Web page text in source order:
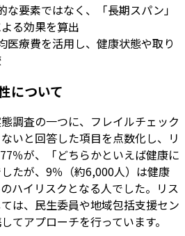
な要素ではなく、「長期スパン」
る効果を算出
医療費を活用し、健康状態や取り
について
調査の一つに、フレイルチェック
いと回答した項目を点数化し、リ
％が、「どちらかといえば健康に
たが、9％（約6,000人）は健康
ハイリスクとなる人でした。リス
は、民生委員や地域包括支援セン
てアプローチを行っています。